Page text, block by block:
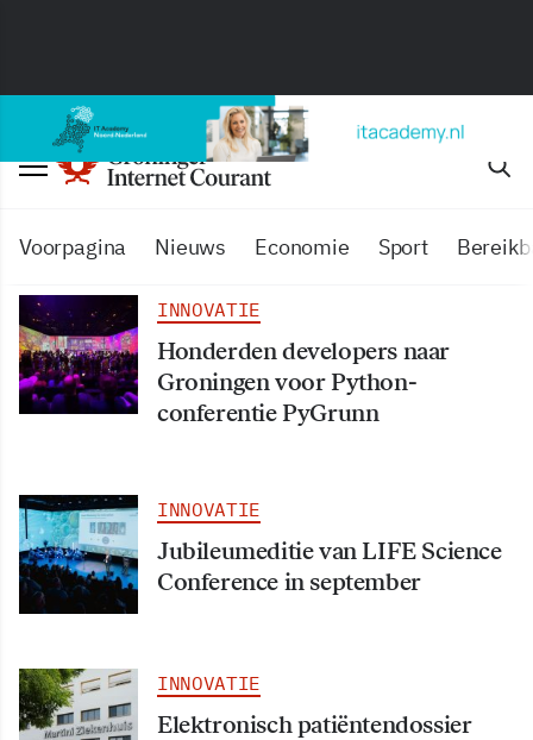
Voorpagina Nieuws Economie Sport
INNOVATIE
Honderden developers naar
Groningen voor Python-
conferentie PyGrunn
INNOVATIE
Jubileumeditie van LIFE Science
Conference in september
INNOVATIE
Elektronisch patiëntendossier